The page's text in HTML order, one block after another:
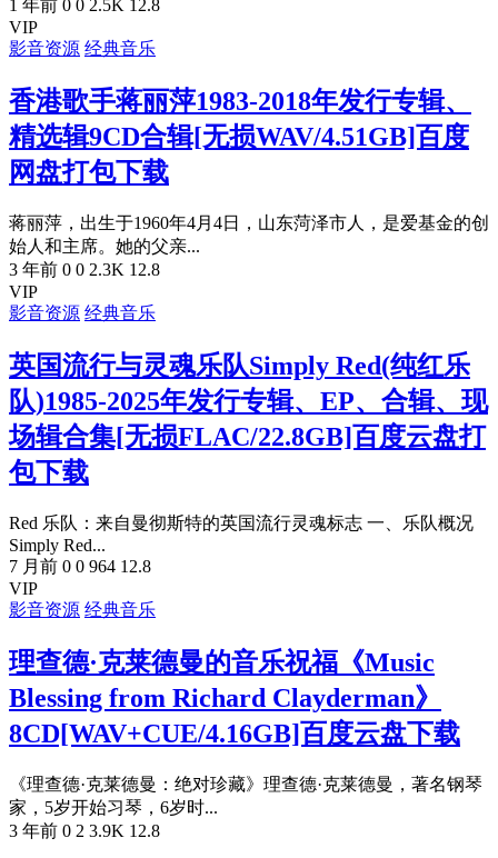
1 年前 0 0 2.5K 12.8
VIP
影音资源 经典音乐
香港歌手蒋丽萍1983-2018年发行专辑、
精选辑9CD合辑[无损WAV/4.51GB]百度
网盘打包下载
蒋丽萍，出生于1960年4月4日，山东菏泽市人，是爱基金的创
始人和主席。她的父亲...
3 年前 0 0 2.3K 12.8
VIP
影音资源 经典音乐
英国流行与灵魂乐队Simply Red(纯红乐
队)1985-2025年发行专辑、EP、合辑、现
场辑合集[无损FLAC/22.8GB]百度云盘打
包下载
Red 乐队：来自曼彻斯特的英国流行灵魂标志 一、乐队概况
Simply Red...
7 月前 0 0 964 12.8
VIP
影音资源 经典音乐
理查德·克莱德曼的音乐祝福《Music
Blessing from Richard Clayderman》
8CD[WAV+CUE/4.16GB]百度云盘下载
《理查德·克莱德曼：绝对珍藏》理查德·克莱德曼，著名钢琴
家，5岁开始习琴，6岁时...
3 年前 0 2 3.9K 12.8